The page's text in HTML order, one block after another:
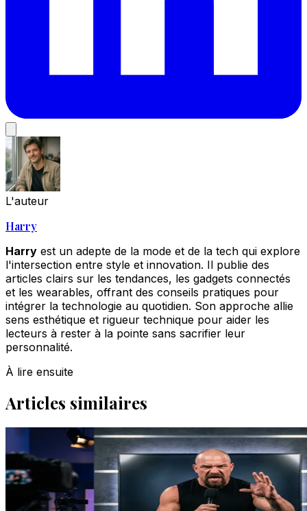
L'auteur
Harry
Harry est un adepte de la mode et de la tech qui explore
l'intersection entre style et innovation. Il publie des
articles clairs sur les tendances, les gadgets connectés
et les wearables, offrant des conseils pratiques pour
intégrer la technologie au quotidien. Son approche allie
sens esthétique et rigueur technique pour aider les
lecteurs à rester à la pointe sans sacrifier leur
personnalité.
À lire ensuite
Articles similaires